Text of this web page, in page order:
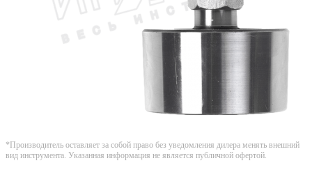
*Производитель оставляет за собой право без уведомления дилера менять внешний
вид инструмента. Указанная информация не является публичной офертой.